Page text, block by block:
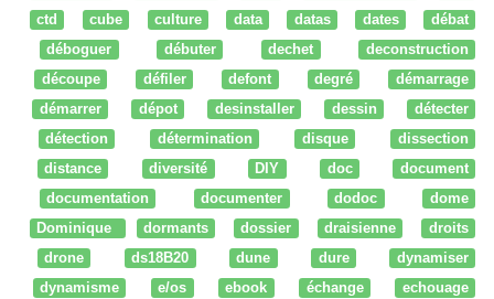
ctd
cube culture data datas dates
débat
déboguer
débuter dechet
deconstruction
découpe
défiler defont degré
démarrage
démarrer
dépot desinstaller dessin
détecter
détection
détermination disque
dissection
distance
diversité DIY doc
document
documentation
documenter dodoc
dome
Dominique
dormants dossier draisienne
droits
drone
ds18B20 dune dure
dynamiser
dynamisme
e/os ebook échange
echouage